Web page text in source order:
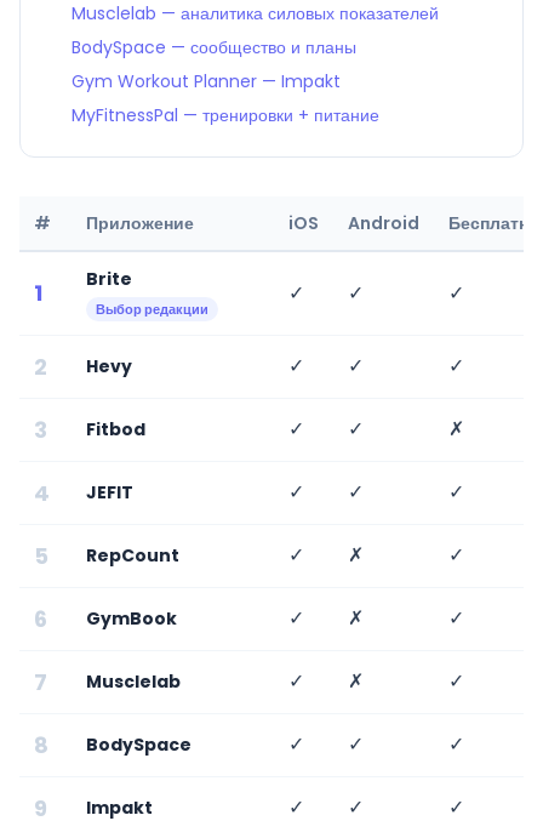
Musclelab — аналитика силовых показателей
BodySpace — сообщество и планы
Gym Workout Planner — Impakt
MyFitnessPal — тренировки + питание
# Приложение iOS Android Бесплатно
1 Brite
Выбор редакции
✓ ✓ ✓
2 Hevy ✓ ✓ ✓
3 Fitbod ✓ ✓ ✗
4 JEFIT ✓ ✓ ✓
5 RepCount ✓ ✗ ✓
6 GymBook ✓ ✗ ✓
7 Musclelab ✓ ✗ ✓
8 BodySpace ✓ ✓ ✓
9 Impakt ✓ ✓ ✓